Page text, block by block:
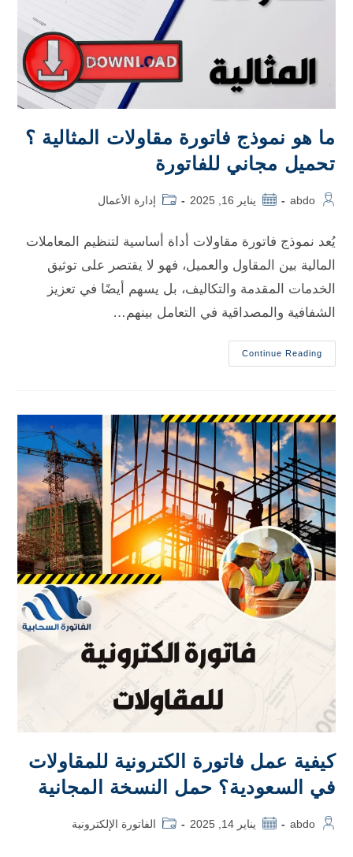
ما هو نموذج فاتورة مقاولات​ المثالية ؟
تحميل مجاني للفاتورة
abdo يناير 16, 2025 إدارة الأعمال
يُعد نموذج فاتورة مقاولات أداة أساسية لتنظيم المعاملات
المالية بين المقاول والعميل، فهو لا يقتصر على توثيق
الخدمات المقدمة والتكاليف، بل يسهم أيضًا في تعزيز
الشفافية والمصداقية في التعامل بينهم…
Continue Reading
كيفية عمل فاتورة الكترونية للمقاولات
في السعودية؟ حمل النسخة المجانية
abdo يناير 14, 2025 الفاتورة الإلكترونية